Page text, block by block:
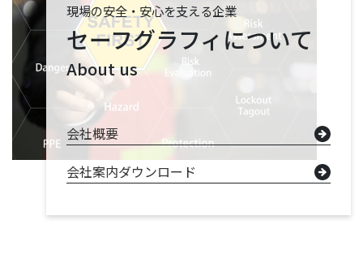
現場の安全・安心を支える企業
セーフグラフィについて
About us
会社概要
会社案内ダウンロード